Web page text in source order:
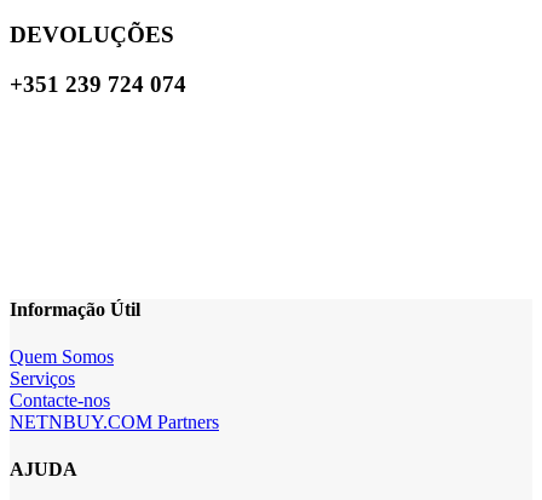
DEVOLUÇÕES
+351 239 724 074
Informação Útil
Quem Somos
Serviços
Contacte-nos
NETNBUY.COM Partners
AJUDA